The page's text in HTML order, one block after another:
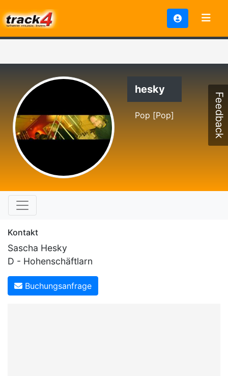
hesky
Pop [Pop]
Kontakt
Sascha Hesky
D - Hohenschäftlarn
Buchungsanfrage
Feedback